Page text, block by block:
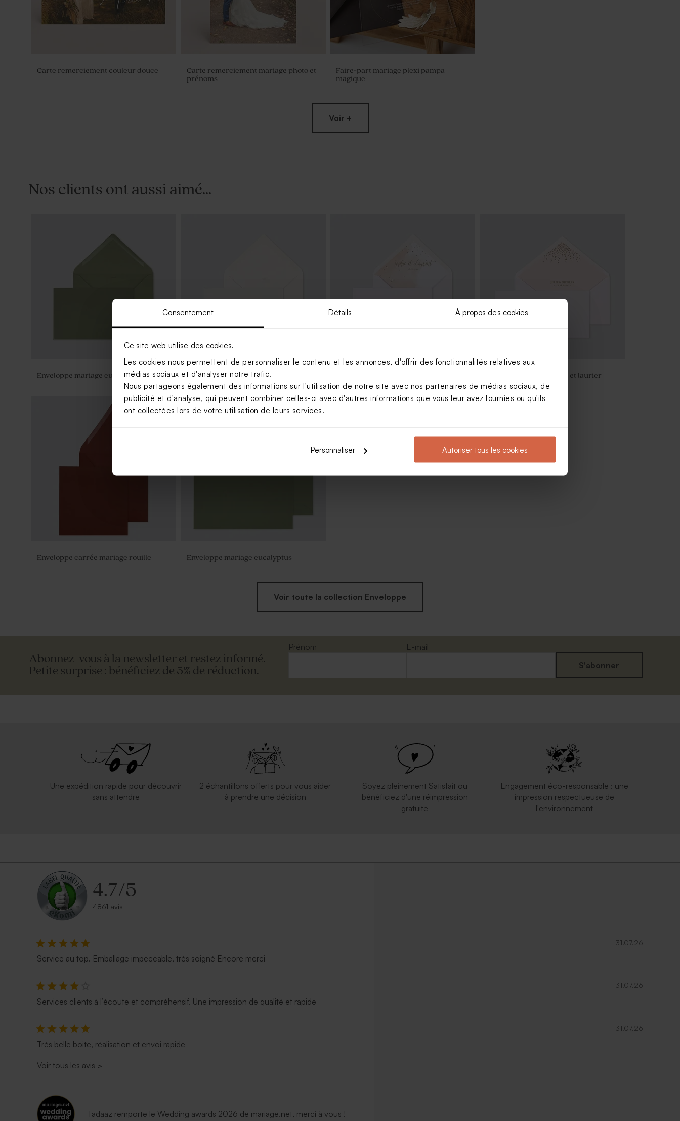
Consentement Détails À propos des cookies
Ce site web utilise des cookies.
Les cookies nous permettent de personnaliser le contenu et les annonces, d'offrir des fonctionnalités relatives aux
médias sociaux et d'analyser notre trafic.
Nous partageons également des informations sur l'utilisation de notre site avec nos partenaires de médias sociaux, de
publicité et d'analyse, qui peuvent combiner celles-ci avec d'autres informations que vous leur avez fournies ou qu'ils
ont collectées lors de votre utilisation de leurs services.
Personnaliser Autoriser tous les cookies
Carte remerciement couleur douce
Carte remerciement mariage photo et
prénoms
Faire-part mariage plexi pampa
magique
Sticker eucalyptus argile
Voir +
Nos clients ont aussi aimé...
Enveloppe mariage eucalyptus Enveloppe crème rectangle
confettis dorés
Enveloppe mariage rose et laurier
doré
Enveloppe carrée mariage rouille Enveloppe mariage eucalyptus
Voir toute la collection Enveloppe
Abonnez-vous à la newsletter et restez informé.
Petite surprise : bénéficiez de 5% de réduction.
Prénom
E-mail
S'abonner
Une expédition rapide pour découvrir
sans attendre
2 échantillons offerts pour vous aider
à prendre une décision
Soyez pleinement Satisfait ou
bénéficiez d'une réimpression
gratuite
Engagement éco-responsable : une
impression respectueuse de
l'environnement
4.7/5
4861 avis
31.07.26
Service au top. Emballage impeccable, très soigné Encore merci
31.07.26
Services clients à l’écoute et compréhensif. Une impression de qualité et rapide
31.07.26
Très belle boite, réalisation et envoi rapide
Voir tous les avis >
Tadaaz remporte le Wedding awards 2026 de mariage.net, merci à vous !